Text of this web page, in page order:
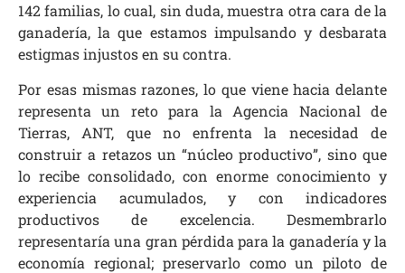
142 familias, lo cual, sin duda, muestra otra cara de la
ganadería, la que estamos impulsando y desbarata
estigmas injustos en su contra.
Por esas mismas razones, lo que viene hacia delante
representa un reto para la Agencia Nacional de
Tierras, ANT, que no enfrenta la necesidad de
construir a retazos un “núcleo productivo”, sino que
lo recibe consolidado, con enorme conocimiento y
experiencia acumulados, y con indicadores
productivos de excelencia. Desmembrarlo
representaría una gran pérdida para la ganadería y la
economía regional; preservarlo como un piloto de